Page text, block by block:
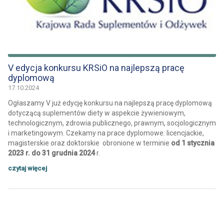
V edycja konkursu KRSiO na najlepszą pracę
dyplomową
17.10.2024
Ogłaszamy V już edycję konkursu na najlepszą pracę dyplomową
dotyczącą suplementów diety w aspekcie żywieniowym,
technologicznym, zdrowia publicznego, prawnym, socjologicznym
i marketingowym. Czekamy na prace dyplomowe: licencjackie,
magisterskie oraz doktorskie obronione w terminie od 1 stycznia
2023 r. do 31 grudnia 2024r.
czytaj więcej